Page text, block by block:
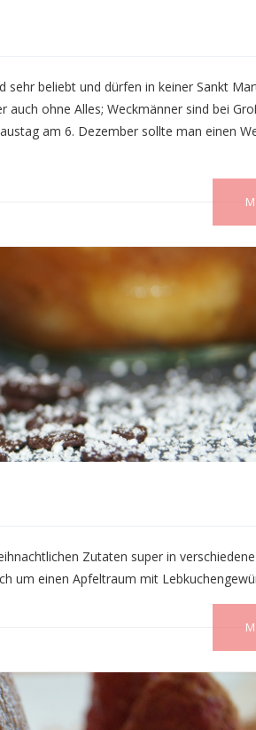
beliebt und dürfen in keiner Sankt
ohne Alles; Weckmänner sind bei
am 6. Dezember sollte man einen
Zutaten super in verschiedene
um einen Apfeltraum mit